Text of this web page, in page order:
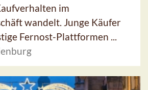
im
wandelt. Junge Käufer
Fernost-Plattformen ...